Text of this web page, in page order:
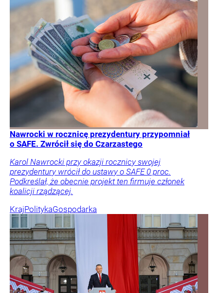
Nawrocki w rocznicę prezydentury przypomniał
o SAFE. Zwrócił się do Czarzastego
Karol Nawrocki przy okazji rocznicy swojej
prezydentury wrócił do ustawy o SAFE 0 proc.
Podkreślał, że obecnie projekt ten firmuje członek
koalicji rządzącej.
KrajPolitykaGospodarka